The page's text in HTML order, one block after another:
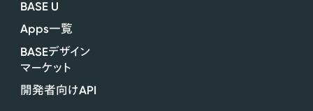
BASE U
Apps一覧
BASEデザイン
マーケット
開発者向けAPI